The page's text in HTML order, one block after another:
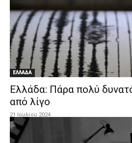
ΕΛΛΑΔΑ
Ελλάδα: Πάρα πολύ
από λίγο
21 Ιουλίου 2024